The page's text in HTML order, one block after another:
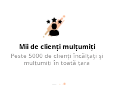
Mii de clienți mulțumiți
Peste 5000 de clienți încălțați și
mulțumiți în toată țara